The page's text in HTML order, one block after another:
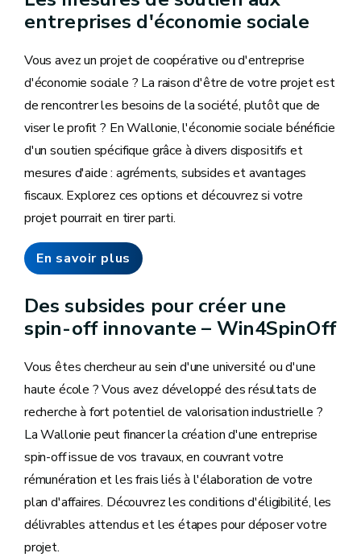
entreprises d'économie sociale
Vous avez un projet de coopérative ou d'entreprise
d'économie sociale ? La raison d'être de votre projet est
de rencontrer les besoins de la société, plutôt que de
viser le profit ? En Wallonie, l'économie sociale bénéficie
d'un soutien spécifique grâce à divers dispositifs et
mesures d'aide : agréments, subsides et avantages
fiscaux. Explorez ces options et découvrez si votre
projet pourrait en tirer parti.
En savoir plus
Des subsides pour créer une
spin-off innovante – Win4SpinOff
Vous êtes chercheur au sein d'une université ou d'une
haute école ? Vous avez développé des résultats de
recherche à fort potentiel de valorisation industrielle ?
La Wallonie peut financer la création d'une entreprise
spin-off issue de vos travaux, en couvrant votre
rémunération et les frais liés à l'élaboration de votre
plan d'affaires. Découvrez les conditions d'éligibilité, les
délivrables attendus et les étapes pour déposer votre
projet.